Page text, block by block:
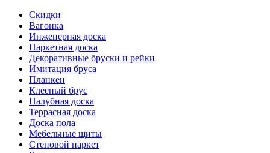
Скидки
Вагонка
Инженерная доска
Паркетная доска
Декоративные бруски и рейки
Имитация бруса
Планкен
Клееный брус
Палубная доска
Террасная доска
Доска пола
Мебельные щиты
Стеновой паркет